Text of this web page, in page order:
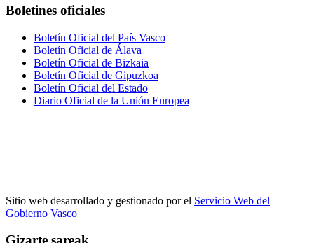
Boletines oficiales
Boletín Oficial del País Vasco
Boletín Oficial de Álava
Boletín Oficial de Bizkaia
Boletín Oficial de Gipuzkoa
Boletín Oficial del Estado
Diario Oficial de la Unión Europea
Sitio web desarrollado y gestionado por el Servicio Web del
Gobierno Vasco
Gizarte sareak